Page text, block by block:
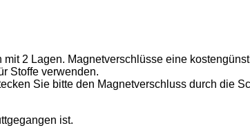
2 Lagen. Magnetverschlüsse eine
Stoffe verwenden.
Sie bitte den Magnetverschluss durch die
ist.